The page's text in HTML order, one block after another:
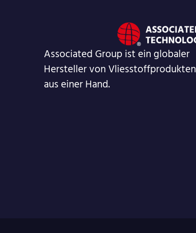
Associated Group ist ein globaler
Hersteller von Vliesstoffprodukten
aus einer Hand.